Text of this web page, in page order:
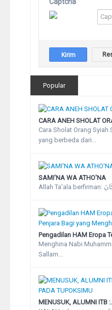
Captcha
Popular
CARA ANEH SHOLAT
Cara Sholat Orang Syiah
yang berbeda dari...
SAMI'NA WA ATHO'NA
Pengadilan HAM Eropa
Menghina Nabi
Sallam...
MENUSUK, ALUMNI ITB